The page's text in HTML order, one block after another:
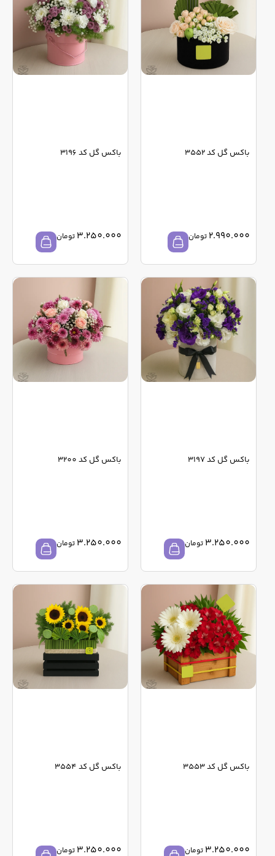
باکس گل کد 3552
2.990.000 تومان
باکس گل کد 3196
3.250.000 تومان
باکس گل کد 3197
3.250.000 تومان
باکس گل کد 3200
3.250.000 تومان
باکس گل کد 3553
3.250.000 تومان
باکس گل کد 3554
3.250.000 تومان